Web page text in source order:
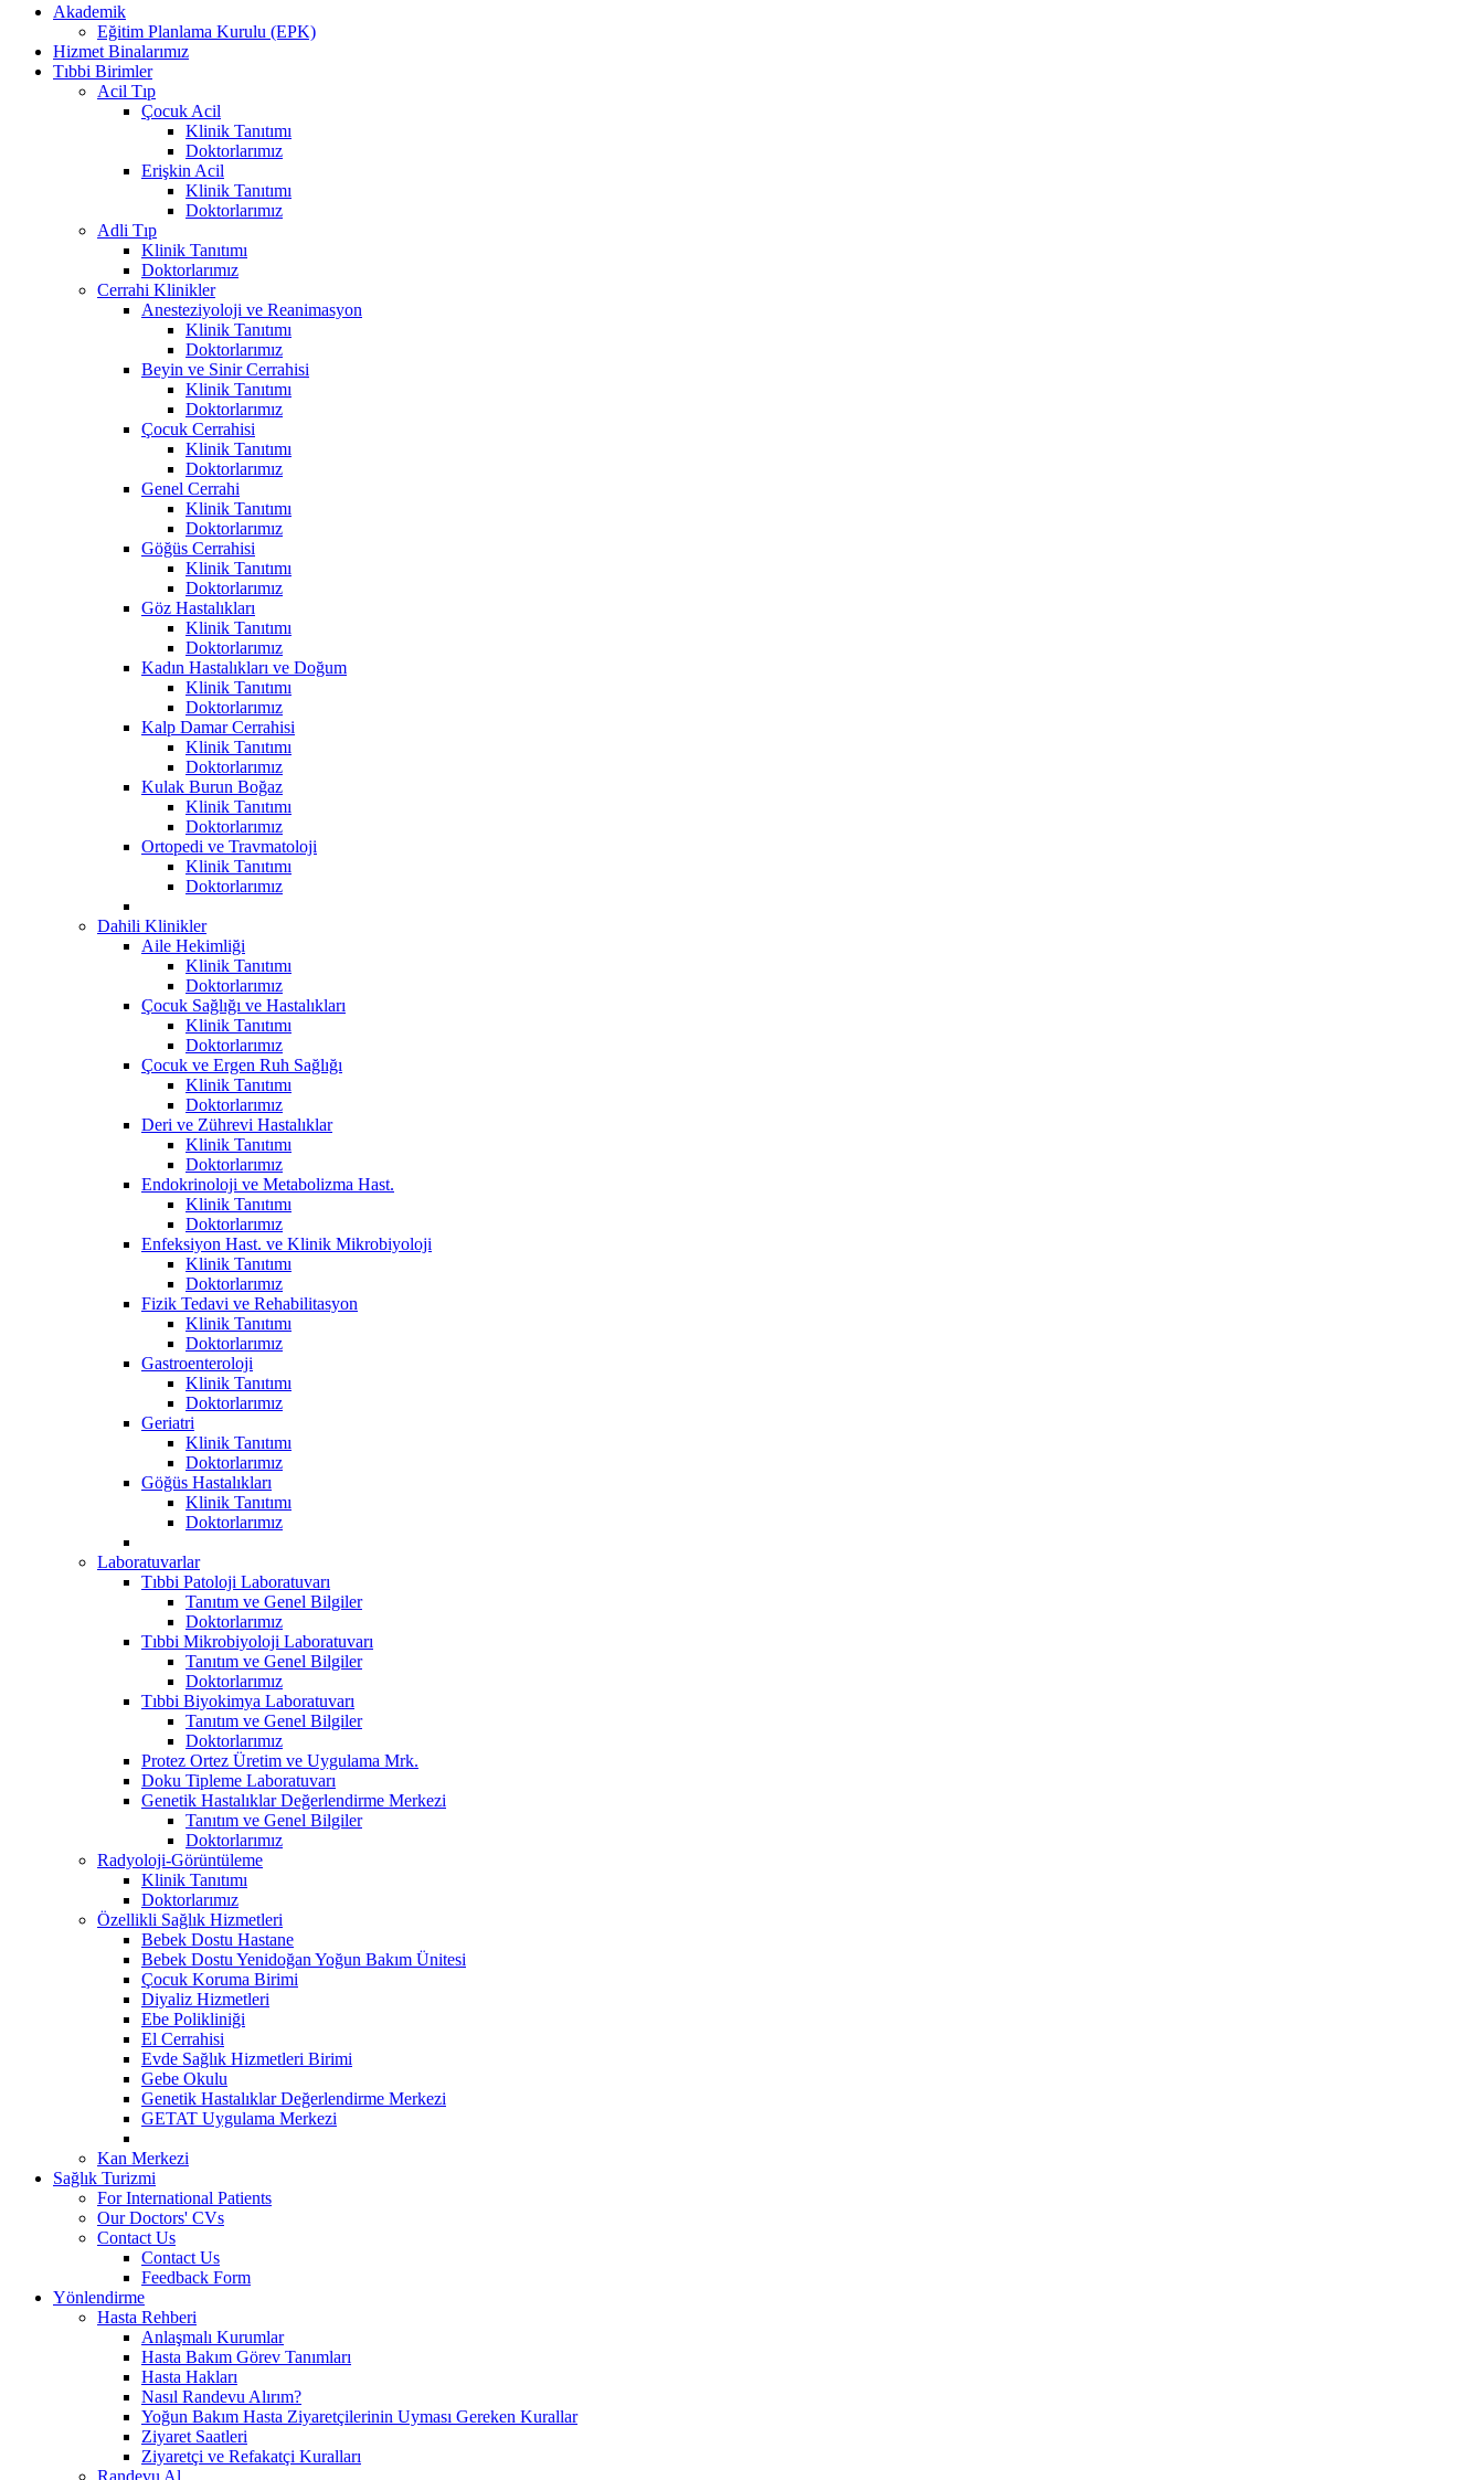
Akademik
Eğitim Planlama Kurulu (EPK)
Hizmet Binalarımız
Tıbbi Birimler
Acil Tıp
Çocuk Acil
Klinik Tanıtımı
Doktorlarımız
Erişkin Acil
Klinik Tanıtımı
Doktorlarımız
Adli Tıp
Klinik Tanıtımı
Doktorlarımız
Cerrahi Klinikler
Anesteziyoloji ve Reanimasyon
Klinik Tanıtımı
Doktorlarımız
Beyin ve Sinir Cerrahisi
Klinik Tanıtımı
Doktorlarımız
Çocuk Cerrahisi
Klinik Tanıtımı
Doktorlarımız
Genel Cerrahi
Klinik Tanıtımı
Doktorlarımız
Göğüs Cerrahisi
Klinik Tanıtımı
Doktorlarımız
Göz Hastalıkları
Klinik Tanıtımı
Doktorlarımız
Kadın Hastalıkları ve Doğum
Klinik Tanıtımı
Doktorlarımız
Kalp Damar Cerrahisi
Klinik Tanıtımı
Doktorlarımız
Kulak Burun Boğaz
Klinik Tanıtımı
Doktorlarımız
Ortopedi ve Travmatoloji
Klinik Tanıtımı
Doktorlarımız
Dahili Klinikler
Aile Hekimliği
Klinik Tanıtımı
Doktorlarımız
Çocuk Sağlığı ve Hastalıkları
Klinik Tanıtımı
Doktorlarımız
Çocuk ve Ergen Ruh Sağlığı
Klinik Tanıtımı
Doktorlarımız
Deri ve Zührevi Hastalıklar
Klinik Tanıtımı
Doktorlarımız
Endokrinoloji ve Metabolizma Hast.
Klinik Tanıtımı
Doktorlarımız
Enfeksiyon Hast. ve Klinik Mikrobiyoloji
Klinik Tanıtımı
Doktorlarımız
Fizik Tedavi ve Rehabilitasyon
Klinik Tanıtımı
Doktorlarımız
Gastroenteroloji
Klinik Tanıtımı
Doktorlarımız
Geriatri
Klinik Tanıtımı
Doktorlarımız
Göğüs Hastalıkları
Klinik Tanıtımı
Doktorlarımız
Laboratuvarlar
Tıbbi Patoloji Laboratuvarı
Tanıtım ve Genel Bilgiler
Doktorlarımız
Tıbbi Mikrobiyoloji Laboratuvarı
Tanıtım ve Genel Bilgiler
Doktorlarımız
Tıbbi Biyokimya Laboratuvarı
Tanıtım ve Genel Bilgiler
Doktorlarımız
Protez Ortez Üretim ve Uygulama Mrk.
Doku Tipleme Laboratuvarı
Genetik Hastalıklar Değerlendirme Merkezi
Tanıtım ve Genel Bilgiler
Doktorlarımız
Radyoloji-Görüntüleme
Klinik Tanıtımı
Doktorlarımız
Özellikli Sağlık Hizmetleri
Bebek Dostu Hastane
Bebek Dostu Yenidoğan Yoğun Bakım Ünitesi
Çocuk Koruma Birimi
Diyaliz Hizmetleri
Ebe Polikliniği
El Cerrahisi
Evde Sağlık Hizmetleri Birimi
Gebe Okulu
Genetik Hastalıklar Değerlendirme Merkezi
GETAT Uygulama Merkezi
Kan Merkezi
Sağlık Turizmi
For International Patients
Our Doctors' CVs
Contact Us
Contact Us
Feedback Form
Yönlendirme
Hasta Rehberi
Anlaşmalı Kurumlar
Hasta Bakım Görev Tanımları
Hasta Hakları
Nasıl Randevu Alırım?
Yoğun Bakım Hasta Ziyaretçilerinin Uyması Gereken Kurallar
Ziyaret Saatleri
Ziyaretçi ve Refakatçi Kuralları
Randevu Al